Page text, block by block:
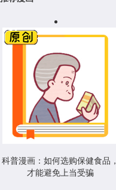
科普漫画：如何选购保健食品，
才能避免上当受骗